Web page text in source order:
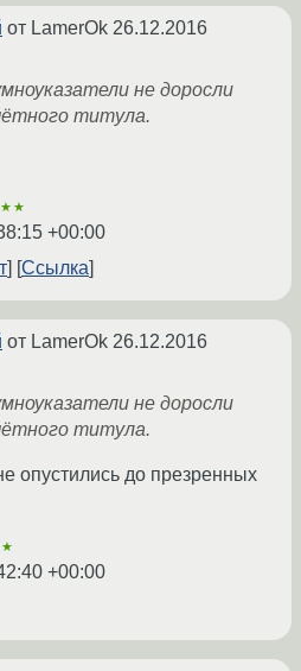
от LamerOk 26.12.2016
не доросли
титула.
+00:00
Ссылка
от LamerOk 26.12.2016
не доросли
титула.
опустились до презренных
+00:00